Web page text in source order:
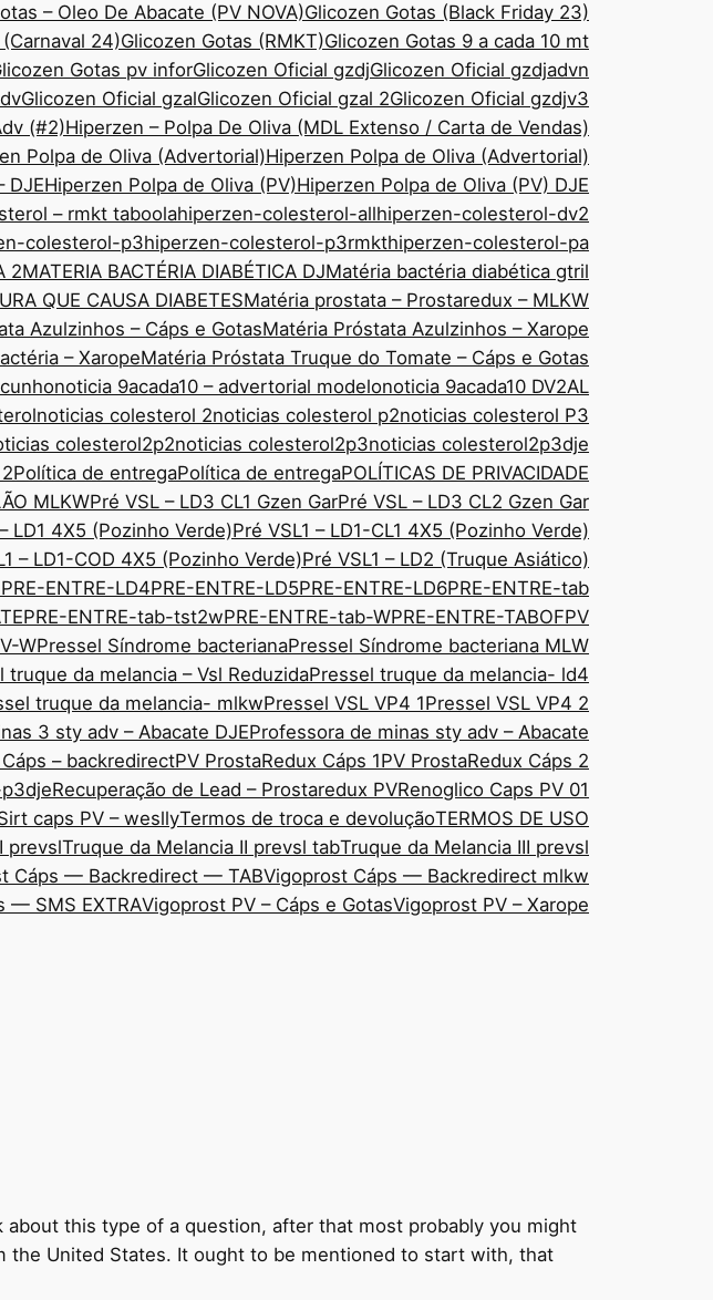
– Oleo De Abacate (PV NOVA)Glicozen Gotas (Black Friday 23)
24)Glicozen Gotas (RMKT)Glicozen Gotas 9 a cada 10 mt
Gotas pv inforGlicozen Oficial gzdjGlicozen Oficial gzdjadvn
Glicozen Oficial gzalGlicozen Oficial gzal 2Glicozen Oficial gzdjv3
(#2)Hiperzen – Polpa De Oliva (MDL Extenso / Carta de Vendas)
Polpa de Oliva (Advertorial)Hiperzen Polpa de Oliva (Advertorial)
DJEHiperzen Polpa de Oliva (PV)Hiperzen Polpa de Oliva (PV) DJE
– rmkt taboolahiperzen-colesterol-allhiperzen-colesterol-dv2
colesterol-p3hiperzen-colesterol-p3rmkthiperzen-colesterol-pa
2MATERIA BACTÉRIA DIABÉTICA DJMatéria bactéria diabética gtril
QUE CAUSA DIABETESMatéria prostata – Prostaredux – MLKW
Azulzinhos – Cáps e GotasMatéria Próstata Azulzinhos – Xarope
– XaropeMatéria Próstata Truque do Tomate – Cáps e Gotas
noticia 9acada10 – advertorial modelonoticia 9acada10 DV2AL
noticias colesterol 2noticias colesterol p2noticias colesterol P3
colesterol2p2noticias colesterol2p3noticias colesterol2p3dje
Política de entregaPolítica de entregaPOLÍTICAS DE PRIVACIDADE
MLKWPré VSL – LD3 CL1 Gzen GarPré VSL – LD3 CL2 Gzen Gar
LD1 4X5 (Pozinho Verde)Pré VSL1 – LD1-CL1 4X5 (Pozinho Verde)
– LD1-COD 4X5 (Pozinho Verde)Pré VSL1 – LD2 (Truque Asiático)
PRE-ENTRE-LD4PRE-ENTRE-LD5PRE-ENTRE-LD6PRE-ENTRE-tab
PRE-ENTRE-tab-tst2wPRE-ENTRE-tab-WPRE-ENTRE-TABOFPV
WPressel Síndrome bacterianaPressel Síndrome bacteriana MLW
truque da melancia – Vsl ReduzidaPressel truque da melancia- ld4
truque da melancia- mlkwPressel VSL VP4 1Pressel VSL VP4 2
3 sty adv – Abacate DJEProfessora de minas sty adv – Abacate
– backredirectPV ProstaRedux Cáps 1PV ProstaRedux Cáps 2
Recuperação de Lead – Prostaredux PVRenoglico Caps PV 01
caps PV – wesllyTermos de troca e devoluçãoTERMOS DE USO
prevslTruque da Melancia II prevsl tabTruque da Melancia III prevsl
Cáps — Backredirect — TABVigoprost Cáps — Backredirect mlkw
— SMS EXTRAVigoprost PV – Cáps e GotasVigoprost PV – Xarope
this type of a question, after that most probably you might
United States. It ought to be mentioned to start with, that